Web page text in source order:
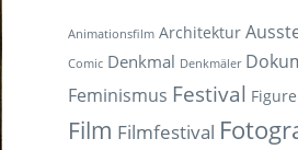
Animationsfilm Architektur
Comic Denkmal Denkmäler
Feminismus Festival
Film Filmfestival